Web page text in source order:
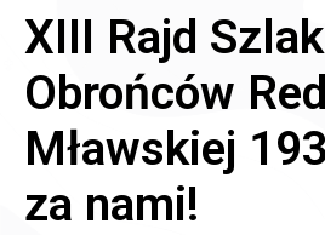
XIII Rajd
Obrońców
Mławskiej
za nami!